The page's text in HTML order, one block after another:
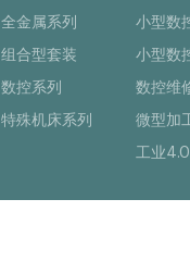
全金属系列
组合型套装
数控系列
特殊机床系列
小型数
小型数
数控维
微型加
工业4.0